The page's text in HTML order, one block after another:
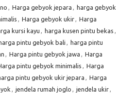
, Harga gebyok jepara , harga gebyok
, Harga gebyok ukir, Harga
kursi kayu , harga kusen pintu bekas ,
harga pintu gebyok bali , harga pintu
, Harga pintu gebyok jawa , Harga
pintu gebyok minimalis , Harga
pintu gebyok ukir jepara , Harga
, jendela rumah joglo , jendela ukir,